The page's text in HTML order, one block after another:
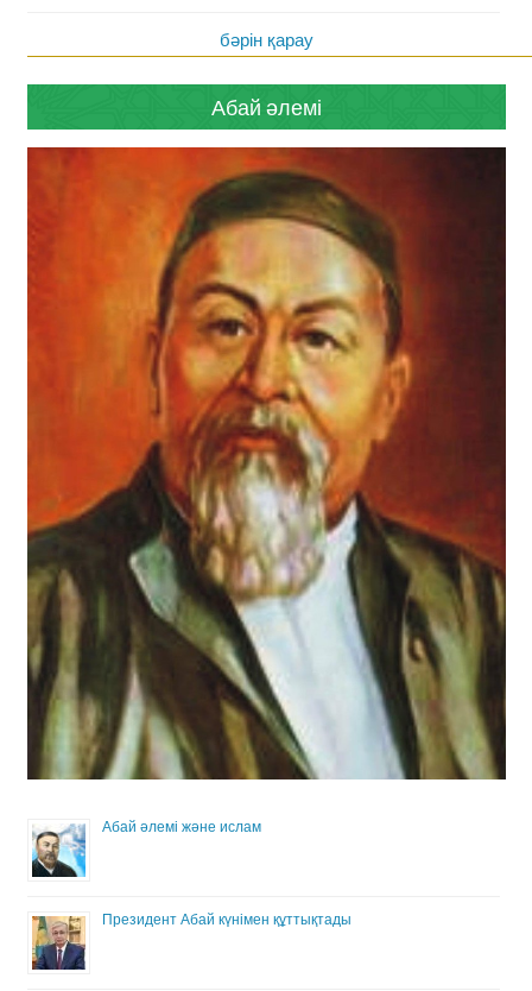
бәрін қарау
Абай әлемі
Абай әлемі және ислам
Президент Абай күнімен құттықтады